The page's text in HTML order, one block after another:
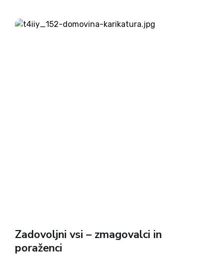
Predsednik stranke Marko Balažic zatrjuje, da
bodo v naslednjih...
Zadovoljni vsi – zmagovalci in
poraženci